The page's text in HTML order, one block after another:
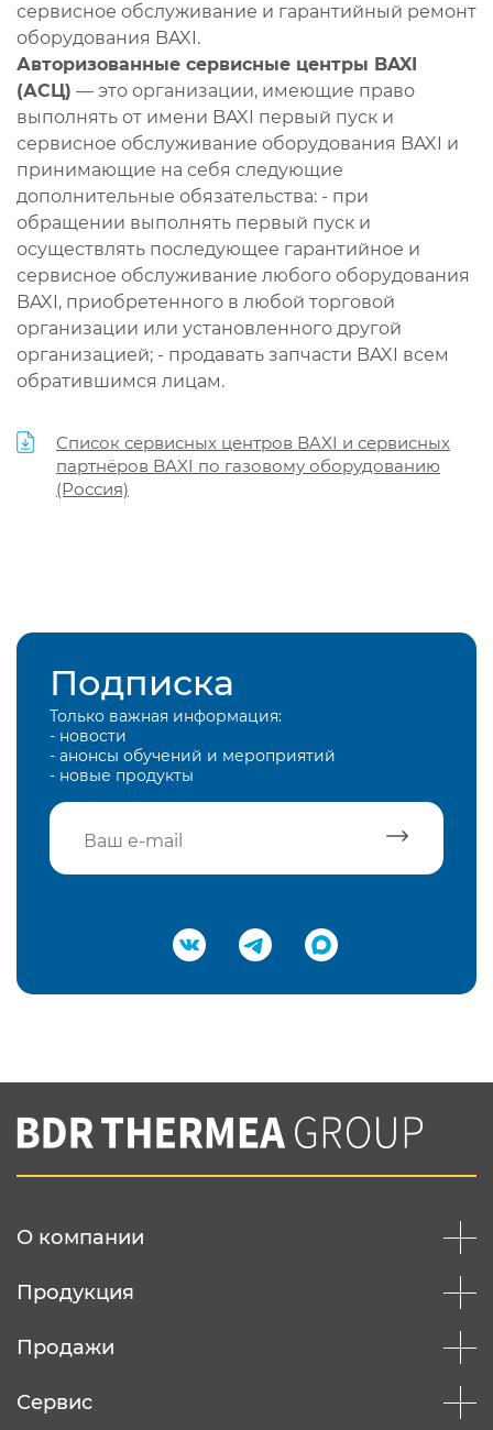
сервисное обслуживание и гарантийный ремонт
оборудования BAXI.
Авторизованные сервисные центры BAXI
(АСЦ) — это организации, имеющие право
выполнять от имени BAXI первый пуск и
сервисное обслуживание оборудования BAXI и
принимающие на себя следующие
дополнительные обязательства: - при
обращении выполнять первый пуск и
осуществлять последующее гарантийное и
сервисное обслуживание любого оборудования
BAXI, приобретенного в любой торговой
организации или установленного другой
организацией; - продавать запчасти BAXI всем
обратившимся лицам.
Список сервисных центров BAXI и сервисных
партнёров BAXI по газовому оборудованию
(Россия)
Подписка
Только важная информация:
- новости
- анонсы обучений и мероприятий
- новые продукты
Подтвердить e-mail
Вы соглашаетесь с нашей политикой
конфеденциальности
О компании
Продукция
Продажи
Сервис